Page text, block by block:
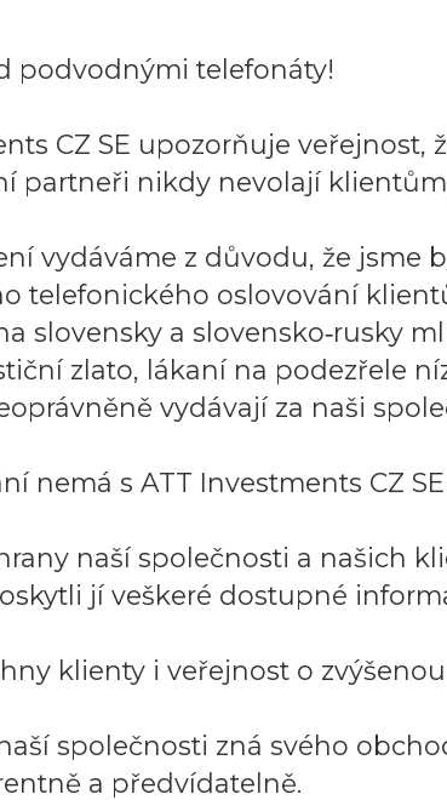
podvodnými telefonáty!
CZ SE upozorňuje
partneři nikdy nevolají
vydáváme z důvodu, že jsme
telefonického oslovování
slovensky a slovensko‑rusky
zlato, lákaní na podezřele
vydávají za naši
nemá s ATT Investments CZ
naší společnosti a našich
jí veškeré dostupné
klienty i veřejnost o
společnosti zná svého
a předvídatelně.